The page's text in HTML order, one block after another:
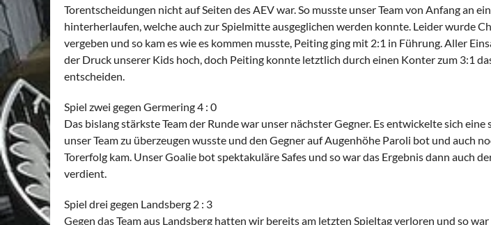
Torentscheidungen nicht auf Seiten des AEV war. So musste unser Team von Anfang an
hinterherlaufen, welche auch zur Spielmitte ausgeglichen werden konnte. Leider wurde
vergeben und so kam es wie es kommen musste, Peiting ging mit 2:1 in Führung. Aller
der Druck unserer Kids hoch, doch Peiting konnte letztlich durch einen Konter zum 3:1
entscheiden.
Spiel zwei gegen Germering 4 : 0
Das bislang stärkste Team der Runde war unser nächster Gegner. Es entwickelte sich eine
unser Team zu überzeugen wusste und den Gegner auf Augenhöhe Paroli bot und auch
Torerfolg kam. Unser Goalie bot spektakuläre Safes und so war das Ergebnis dann auch
verdient.
Spiel drei gegen Landsberg 2 : 3
Gegen das Team aus Landsberg hatten wir bereits am letzten Spieltag verloren und so